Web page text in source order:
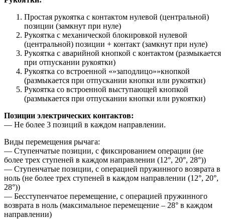
Простая рукоятка с контактом нулевой (центральной)
позиции (замкнут при нуле)
Рукоятка с механической блокировкой нулевой
(центральной) позиции + контакт (замкнут при нуле)
Рукоятка с аварийной кнопкой с контактом (размыкается
при отпускании рукоятки)
Рукоятка со встроенной «»заподлицо»»кнопкой
(размыкается при отпускании кнопки или рукоятки)
Рукоятка со встроенной выступающей кнопкой
(размыкается при отпускании кнопки или рукоятки)
Позиции электрических контактов:
— Не более 3 позиций в каждом направлении.
Виды перемещения рычага:
— Ступенчатые позиции, с фиксированием операции (не
более трех ступеней в каждом направлении (12°, 20°, 28°))
— Ступенчатые позиции, с операцией пружинного возврата в
ноль (не более трех ступеней в каждом направлении (12°, 20°,
28°))
— Бесступенчатое перемещение, с операцией пружинного
возврата в ноль (максимальное перемещение – 28° в каждом
направлении)